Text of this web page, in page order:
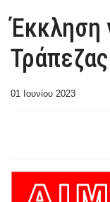
Έκκληση
01 Ιουνίου 2023